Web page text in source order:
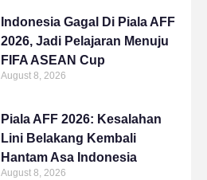
Indonesia Gagal Di Piala AFF
2026, Jadi Pelajaran Menuju
FIFA ASEAN Cup
August 8, 2026
Piala AFF 2026: Kesalahan
Lini Belakang Kembali
Hantam Asa Indonesia
August 8, 2026